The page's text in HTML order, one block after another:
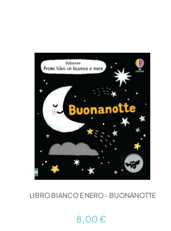
LIBRO BIANCO E NERO - BUONANOTTE
8,00 €